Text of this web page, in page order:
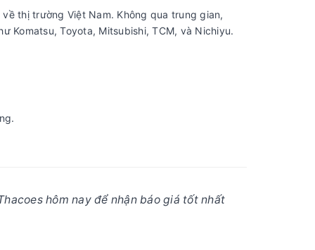
về thị trường Việt Nam. Không qua trung gian,
Komatsu, Toyota, Mitsubishi, TCM, và Nichiyu.
hôm nay để nhận báo giá tốt nhất